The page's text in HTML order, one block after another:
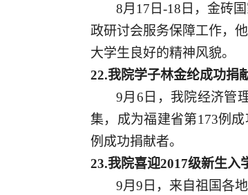
8月17日-18日，金砖
政研讨会服务保障工作，
大学生良好的精神风貌。
22.我院学子林金纶成功捐
9月6日，我院经济管
集，成为福建省第173例
例成功捐献者。
23.我院喜迎2017级新生入
9月9日，来自祖国各